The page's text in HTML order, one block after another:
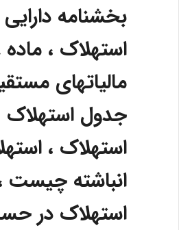
بخشنامه دارایی
مالیاتهای
جدول استهلاک
استهلاک ،
انباشته چیست
استهلاک در